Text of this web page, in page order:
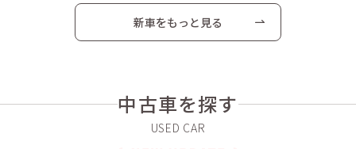
新車をもっと見る
中古車を探す